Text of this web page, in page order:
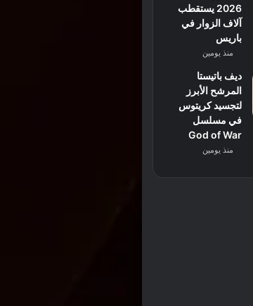
2026 يستقطب
آلاف الزوار في
باريس
منذ يومين
ديف باتيستا
المرشح الأبرز
لتجسيد كريتوس
في مسلسل
God of War
منذ يومين